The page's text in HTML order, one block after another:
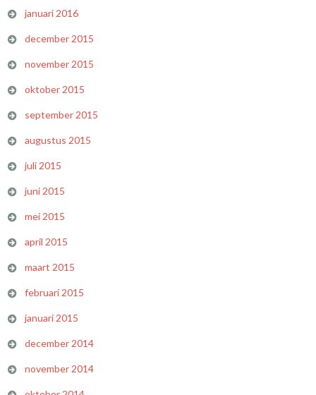
januari 2016
december 2015
november 2015
oktober 2015
september 2015
augustus 2015
juli 2015
juni 2015
mei 2015
april 2015
maart 2015
februari 2015
januari 2015
december 2014
november 2014